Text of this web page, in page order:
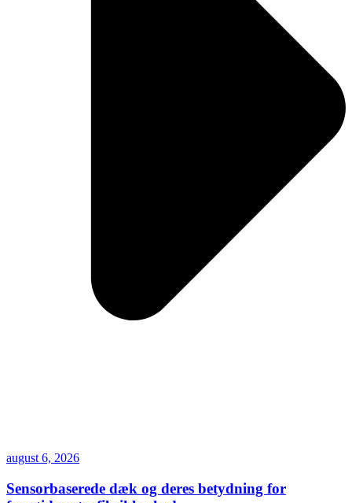
august 6, 2026
Sensorbaserede dæk og deres betydning for